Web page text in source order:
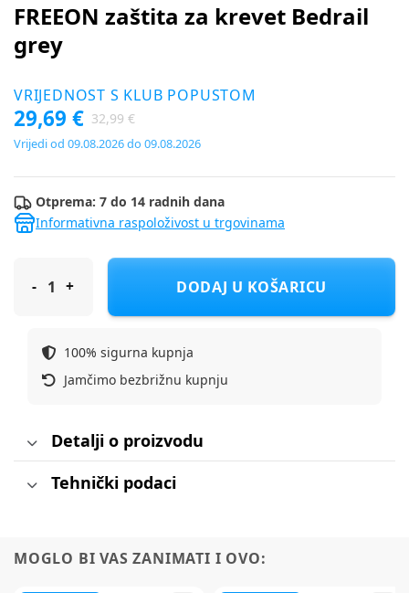
FREEON zaštita za krevet Bedrail
grey
VRIJEDNOST S KLUB POPUSTOM
29,69 € 32,99 €
Vrijedi od 09.08.2026 do 09.08.2026
Otprema: 7 do 14 radnih dana
Informativna raspoloživost u trgovinama
FREEON zaštita za krevet Bedrail grey
DODAJ U KOŠARICU
100% sigurna kupnja
Jamčimo bezbrižnu kupnju
Detalji o proizvodu
Tehnički podaci
MOGLO BI VAS ZANIMATI I OVO: